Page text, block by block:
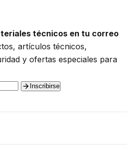
técnicos en tu correo
artículos técnicos,
y ofertas especiales para
Inscribirse